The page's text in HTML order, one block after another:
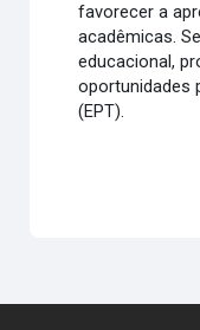
favorecer a
acadêmicas.
educacional,
oportunidades
(EPT).